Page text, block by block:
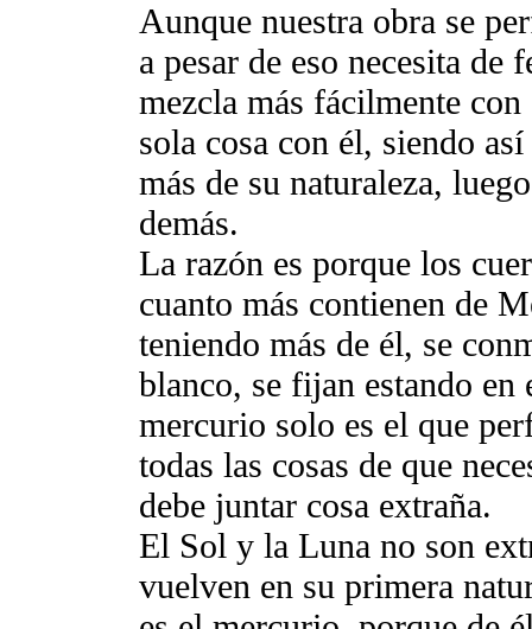
Aunque nuestra obra se
a pesar de eso necesita de
mezcla más fácilmente
sola cosa con él, siendo
más de su naturaleza,
demás.
La razón es porque los
cuanto más contienen de
teniendo más de él, se
blanco, se fijan estando
mercurio solo es el que
todas las cosas de que
debe juntar cosa extraña.
El Sol y la Luna no son
vuelven en su primera